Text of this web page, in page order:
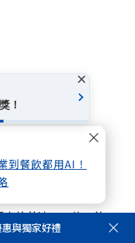
到餐飲都用AI！
詐慈濟10.6億！律
何洗錢？圖解詐騙關
與獨家好禮
！
×